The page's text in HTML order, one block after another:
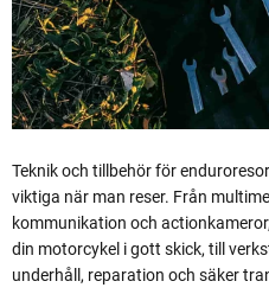
Teknik och tillbehör för
viktiga när man reser. Från
kommunikation och
din motorcykel i gott skick, till
underhåll, reparation och säker